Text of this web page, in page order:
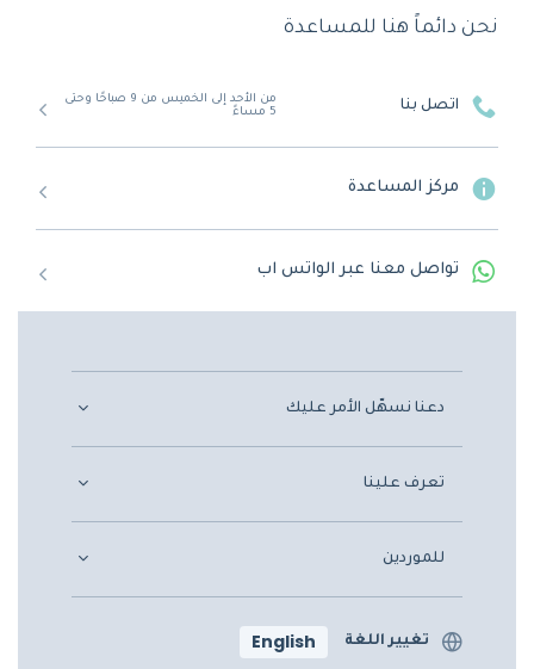
نحن دائماً هنا للمساعدة
اتصل بنا
من الأحد إلى الخميس من 9 صباحًا وحتى
5 مساءً
مركز المساعدة
تواصل معنا عبر الواتس اب
دعنا نسهّل الأمر عليك
تعرف علينا
للموردين
تغيير اللغة English